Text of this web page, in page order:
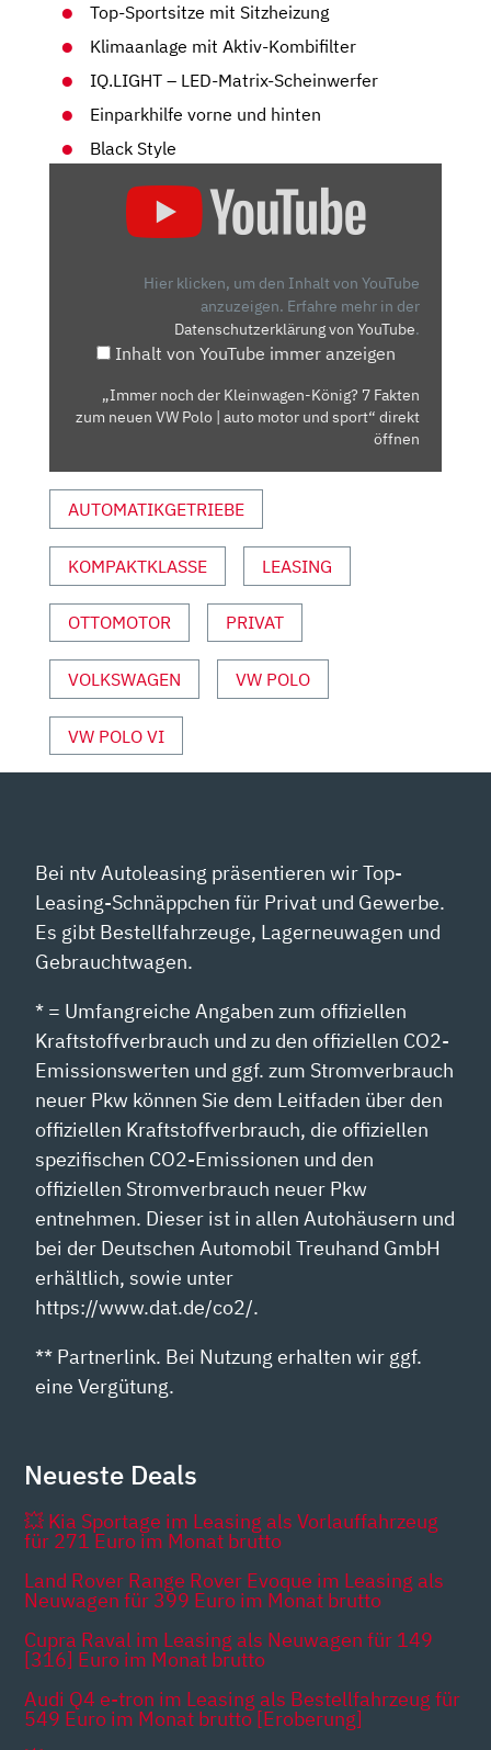
Top-Sportsitze mit Sitzheizung
Klimaanlage mit Aktiv-Kombifilter
IQ.LIGHT – LED-Matrix-Scheinwerfer
Einparkhilfe vorne und hinten
Black Style
AUTO
MOTOR
UND
SPORT“
YOUTUBE
ANZEIGEN
Hier klicken, um den Inhalt von YouTube
anzuzeigen. Erfahre mehr in der
Datenschutzerklärung von YouTube.
Inhalt von YouTube immer anzeigen
„Immer noch der Kleinwagen-König? 7 Fakten
zum neuen VW Polo | auto motor und sport“ direkt
öffnen
AUTOMATIKGETRIEBE
KOMPAKTKLASSE LEASING
OTTOMOTOR PRIVAT
VOLKSWAGEN VW POLO
VW POLO VI
Bei ntv Autoleasing präsentieren wir Top-
Leasing-Schnäppchen für Privat und Gewerbe.
Es gibt Bestellfahrzeuge, Lagerneuwagen und
Gebrauchtwagen.
* = Umfangreiche Angaben zum offiziellen
Kraftstoffverbrauch und zu den offiziellen CO2-
Emissionswerten und ggf. zum Stromverbrauch
neuer Pkw können Sie dem Leitfaden über den
offiziellen Kraftstoffverbrauch, die offiziellen
spezifischen CO2-Emissionen und den
offiziellen Stromverbrauch neuer Pkw
entnehmen. Dieser ist in allen Autohäusern und
bei der Deutschen Automobil Treuhand GmbH
erhältlich, sowie unter
https://www.dat.de/co2/.
** Partnerlink. Bei Nutzung erhalten wir ggf.
eine Vergütung.
Neueste Deals
💥 Kia Sportage im Leasing als Vorlauffahrzeug
für 271 Euro im Monat brutto
Land Rover Range Rover Evoque im Leasing als
Neuwagen für 399 Euro im Monat brutto
Cupra Raval im Leasing als Neuwagen für 149
[316] Euro im Monat brutto
Audi Q4 e-tron im Leasing als Bestellfahrzeug für
549 Euro im Monat brutto [Eroberung]